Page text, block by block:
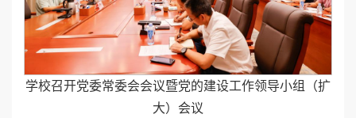
学校召开党委常委会会议暨党的建设工作领导小组（扩
大）会议